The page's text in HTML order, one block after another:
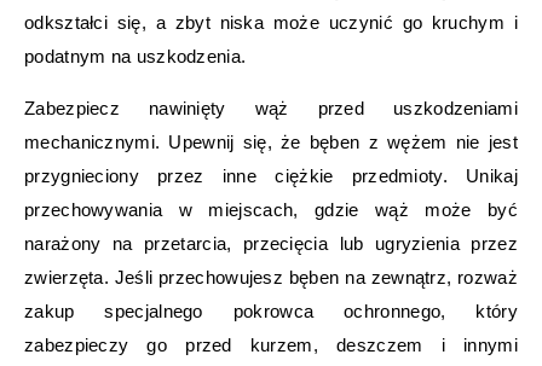
odkształci się, a zbyt niska może uczynić go kruchym i
podatnym na uszkodzenia.
Zabezpiecz nawinięty wąż przed uszkodzeniami
mechanicznymi. Upewnij się, że bęben z wężem nie jest
przygnieciony przez inne ciężkie przedmioty. Unikaj
przechowywania w miejscach, gdzie wąż może być
narażony na przetarcia, przecięcia lub ugryzienia przez
zwierzęta. Jeśli przechowujesz bęben na zewnątrz, rozważ
zakup specjalnego pokrowca ochronnego, który
zabezpieczy go przed kurzem, deszczem i innymi